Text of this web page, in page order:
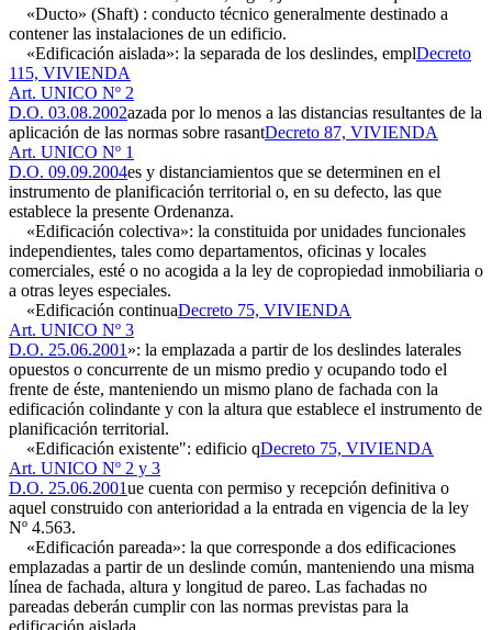
«Ducto» (Shaft) : conducto técnico generalmente destinado a
contener las instalaciones de un edificio.
«Edificación aislada»: la separada de los deslindes, emplDecreto
115, VIVIENDA
Art. UNICO Nº 2
D.O. 03.08.2002azada por lo menos a las distancias resultantes de la
aplicación de las normas sobre rasantDecreto 87, VIVIENDA
Art. UNICO Nº 1
D.O. 09.09.2004es y distanciamientos que se determinen en el
instrumento de planificación territorial o, en su defecto, las que
establece la presente Ordenanza.
«Edificación colectiva»: la constituida por unidades funcionales
independientes, tales como departamentos, oficinas y locales
comerciales, esté o no acogida a la ley de copropiedad inmobiliaria o
a otras leyes especiales.
«Edificación continuaDecreto 75, VIVIENDA
Art. UNICO Nº 3
D.O. 25.06.2001 »: la emplazada a partir de los deslindes laterales
opuestos o concurrente de un mismo predio y ocupando todo el
frente de éste, manteniendo un mismo plano de fachada con la
edificación colindante y con la altura que establece el instrumento de
planificación territorial.
«Edificación existente": edificio qDecreto 75, VIVIENDA
Art. UNICO Nº 2 y 3
D.O. 25.06.2001ue cuenta con permiso y recepción definitiva o
aquel construido con anterioridad a la entrada en vigencia de la ley
Nº 4.563.
«Edificación pareada»: la que corresponde a dos edificaciones
emplazadas a partir de un deslinde común, manteniendo una misma
línea de fachada, altura y longitud de pareo. Las fachadas no
pareadas deberán cumplir con las normas previstas para la
edificación aislada.